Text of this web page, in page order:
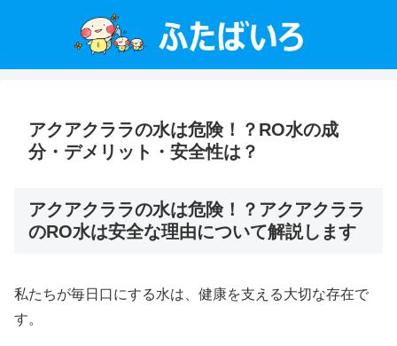
アクアクララの水は危険！？RO水の成
分・デメリット・安全性は？
アクアクララの水は危険！？アクアクララ
のRO水は安全な理由について解説します
私たちが毎日口にする水は、健康を支える大切な存在で
す。